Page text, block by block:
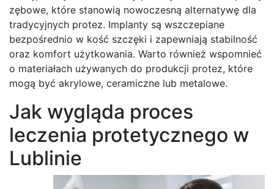
zębowe, które stanowią nowoczesną alternatywę dla
tradycyjnych protez. Implanty są wszczepiane
bezpośrednio w kość szczęki i zapewniają stabilność
oraz komfort użytkowania. Warto również wspomnieć
o materiałach używanych do produkcji protez, które
mogą być akrylowe, ceramiczne lub metalowe.
Jak wygląda proces
leczenia protetycznego w
Lublinie